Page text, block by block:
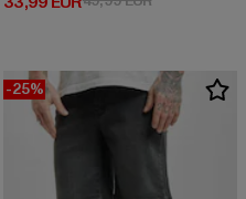
-25%